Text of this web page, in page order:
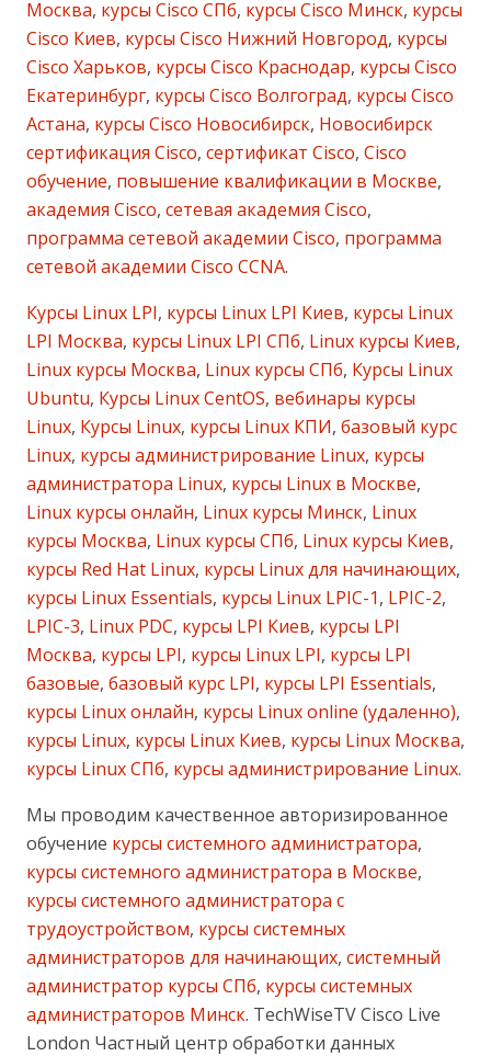
Москва, курсы Cisco СПб, курсы Cisco Минск, курсы
Cisco Киев, курсы Cisco Нижний Новгород, курсы
Cisco Харьков, курсы Cisco Краснодар, курсы Cisco
Екатеринбург, курсы Cisco Волгоград, курсы Cisco
Астана, курсы Cisco Новосибирск, Новосибирск
сертификация Cisco, сертификат Cisco, Cisco
обучение, повышение квалификации в Москве,
академия Cisco, сетевая академия Cisco,
программа сетевой академии Cisco, программа
сетевой академии Cisco CCNA.
Курсы Linux LPI, курсы Linux LPI Киев, курсы Linux
LPI Москва, курсы Linux LPI СПб, Linux курсы Киев,
Linux курсы Москва, Linux курсы СПб, Курсы Linux
Ubuntu, Курсы Linux CentOS, вебинары курсы
Linux, Курсы Linux, курсы Linux КПИ, базовый курс
Linux, курсы администрирование Linux, курсы
администратора Linux, курсы Linux в Москве,
Linux курсы онлайн, Linux курсы Минск, Linux
курсы Москва, Linux курсы СПб, Linux курсы Киев,
курсы Red Hat Linux, курсы Linux для начинающих,
курсы Linux Essentials, курсы Linux LPIC-1, LPIC-2,
LPIC-3, Linux PDC, курсы LPI Киев, курсы LPI
Москва, курсы LPI, курсы Linux LPI, курсы LPI
базовые, базовый курс LPI, курсы LPI Essentials,
курсы Linux онлайн, курсы Linux online (удаленно),
курсы Linux, курсы Linux Киев, курсы Linux Москва,
курсы Linux СПб, курсы администрирование Linux.
Мы проводим качественное авторизированное
обучение курсы системного администратора,
курсы системного администратора в Москве,
курсы системного администратора с
трудоустройством, курсы системных
администраторов для начинающих, системный
администратор курсы СПб, курсы системных
администраторов Минск. TechWiseTV Cisco Live
London Частный центр обработки данных